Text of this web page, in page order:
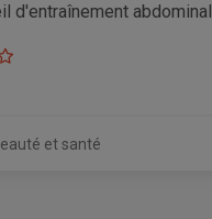
d'entraînement abdominal
et santé